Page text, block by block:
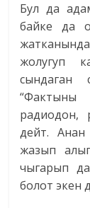
Бул да
байке да
жатканында
жолугуп
сындаган
радиодон,
дейт.
жазып
чыгарып
болот экен